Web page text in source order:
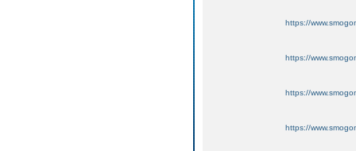
https://
https://
https://
https://